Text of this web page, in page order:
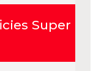
Super